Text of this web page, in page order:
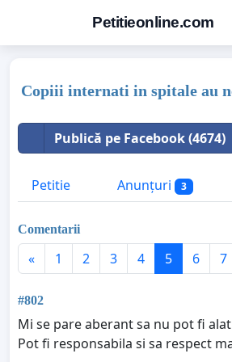
Petitieonline.com
Copiii internati in spitale au
Publică pe Facebook (4674)
Petitie Anunțuri 3
Comentarii
« 1 2 3 4 5 6 7
#802
Mi se pare aberant sa nu pot fi
Pot fi responsabila si sa respect